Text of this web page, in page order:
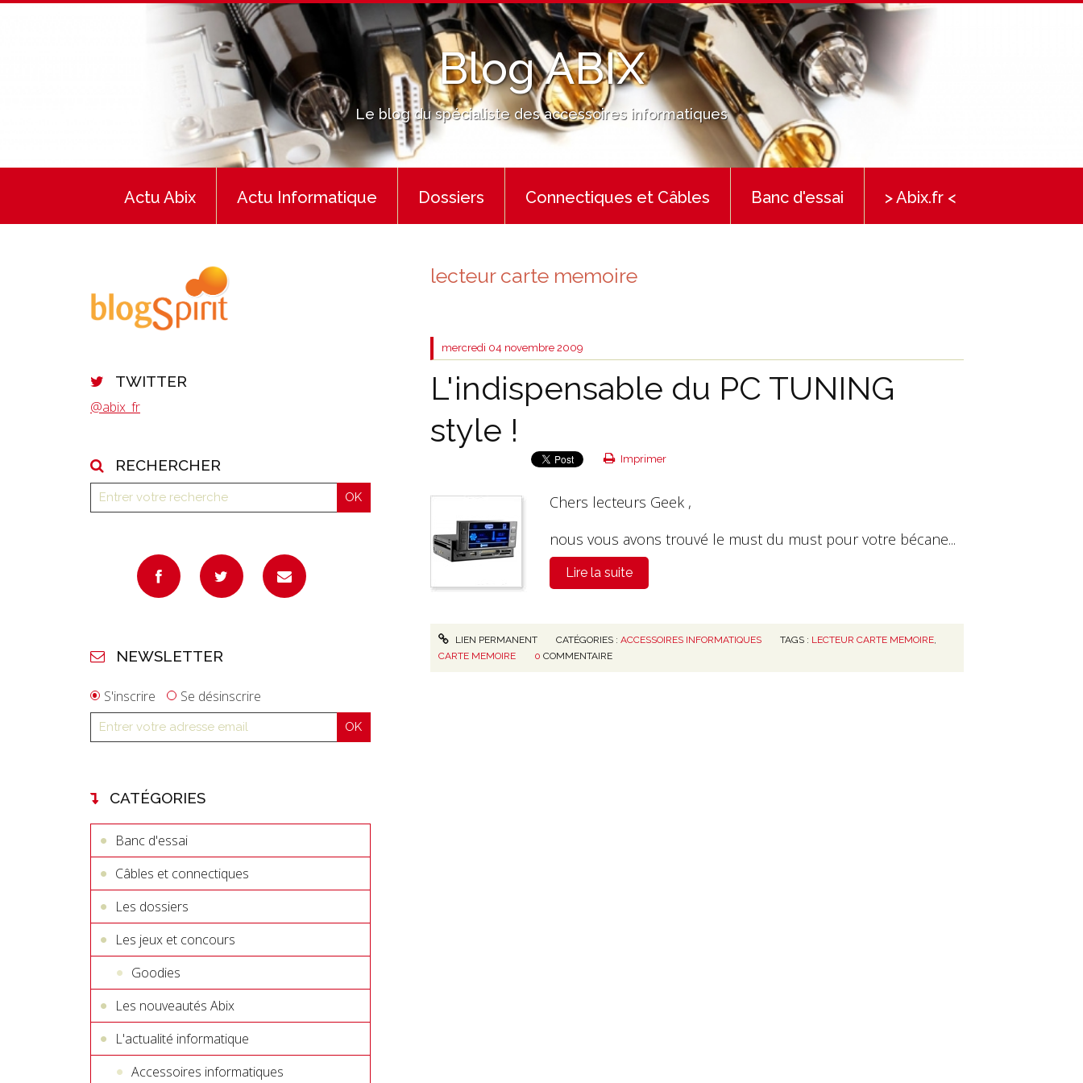
Blog ABIX
Le blog du spécialiste des accessoires informatiques
Actu Abix Actu Informatique Dossiers Connectiques et Câbles Banc d'essai > Abix.fr <
TWITTER
@abix_fr
RECHERCHER
NEWSLETTER
S'inscrire Se désinscrire
CATÉGORIES
Banc d'essai
Câbles et connectiques
Les dossiers
Les jeux et concours
Goodies
Les nouveautés Abix
L'actualité informatique
Accessoires informatiques
lecteur carte memoire
mercredi 04 novembre 2009
L'indispensable du PC TUNING
style !
Imprimer
Chers lecteurs Geek ,
nous vous avons trouvé le must du must pour votre bécane...
Lire la suite
LIEN PERMANENT CATÉGORIES : ACCESSOIRES INFORMATIQUES TAGS : LECTEUR CARTE MEMOIRE,
CARTE MEMOIRE
0 COMMENTAIRE